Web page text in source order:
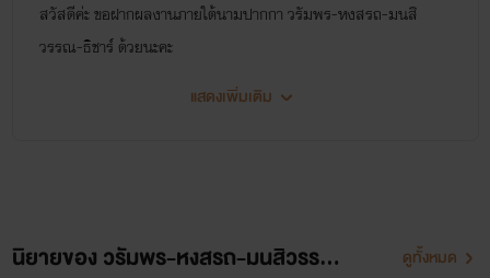
สวัสดีค่ะ ขอฝากผลงานภายใต้นามปากกา วรัมพร-หงสรถ-มนสิ
วรรณ-ธิชาร์ ด้วยนะคะ
แสดงเพิ่มเติม
นิยายของ วรัมพร-หงสรถ-มนสิวรรณ-ธิชาร์ ดูทั้งหมด